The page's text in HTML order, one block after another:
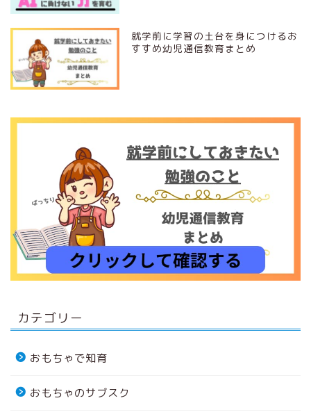
就学前に学習の土台を身につけるお
すすめ幼児通信教育まとめ
カテゴリー
おもちゃで知育
おもちゃのサブスク